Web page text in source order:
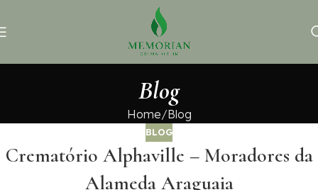
Blog
Home Blog
BLOG
Crematório Alphaville – Moradores da
Alameda Araguaia